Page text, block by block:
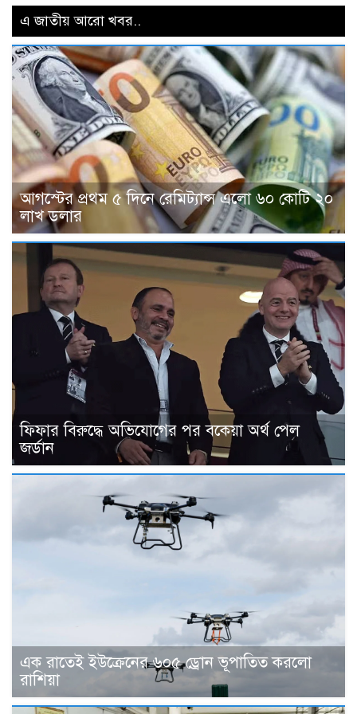
এ জাতীয় আরো খবর..
আগস্টের প্রথম ৫ দিনে রেমিট্যান্স এলো ৬০ কোটি ২০
লাখ ডলার
ফিফার বিরুদ্ধে অভিযোগের পর বকেয়া অর্থ পেল
জর্ডান
এক রাতেই ইউক্রেনের ৬০৫ ড্রোন ভূপাতিত করলো
রাশিয়া